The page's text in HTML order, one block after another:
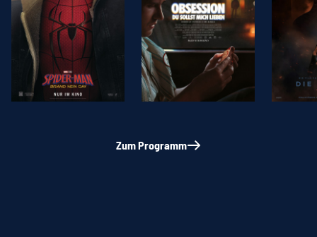
Zum Programm